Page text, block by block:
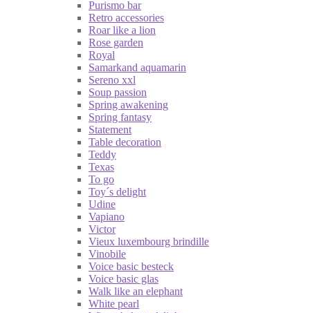
Purismo bar
Retro accessories
Roar like a lion
Rose garden
Royal
Samarkand aquamarin
Sereno xxl
Soup passion
Spring awakening
Spring fantasy
Statement
Table decoration
Teddy
Texas
To go
Toy´s delight
Udine
Vapiano
Victor
Vieux luxembourg brindille
Vinobile
Voice basic besteck
Voice basic glas
Walk like an elephant
White pearl